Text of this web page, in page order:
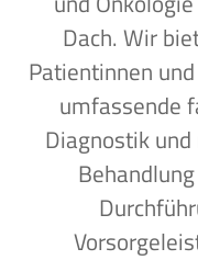
Dach. Wir
Patientinnen
umfassende
Diagnostik